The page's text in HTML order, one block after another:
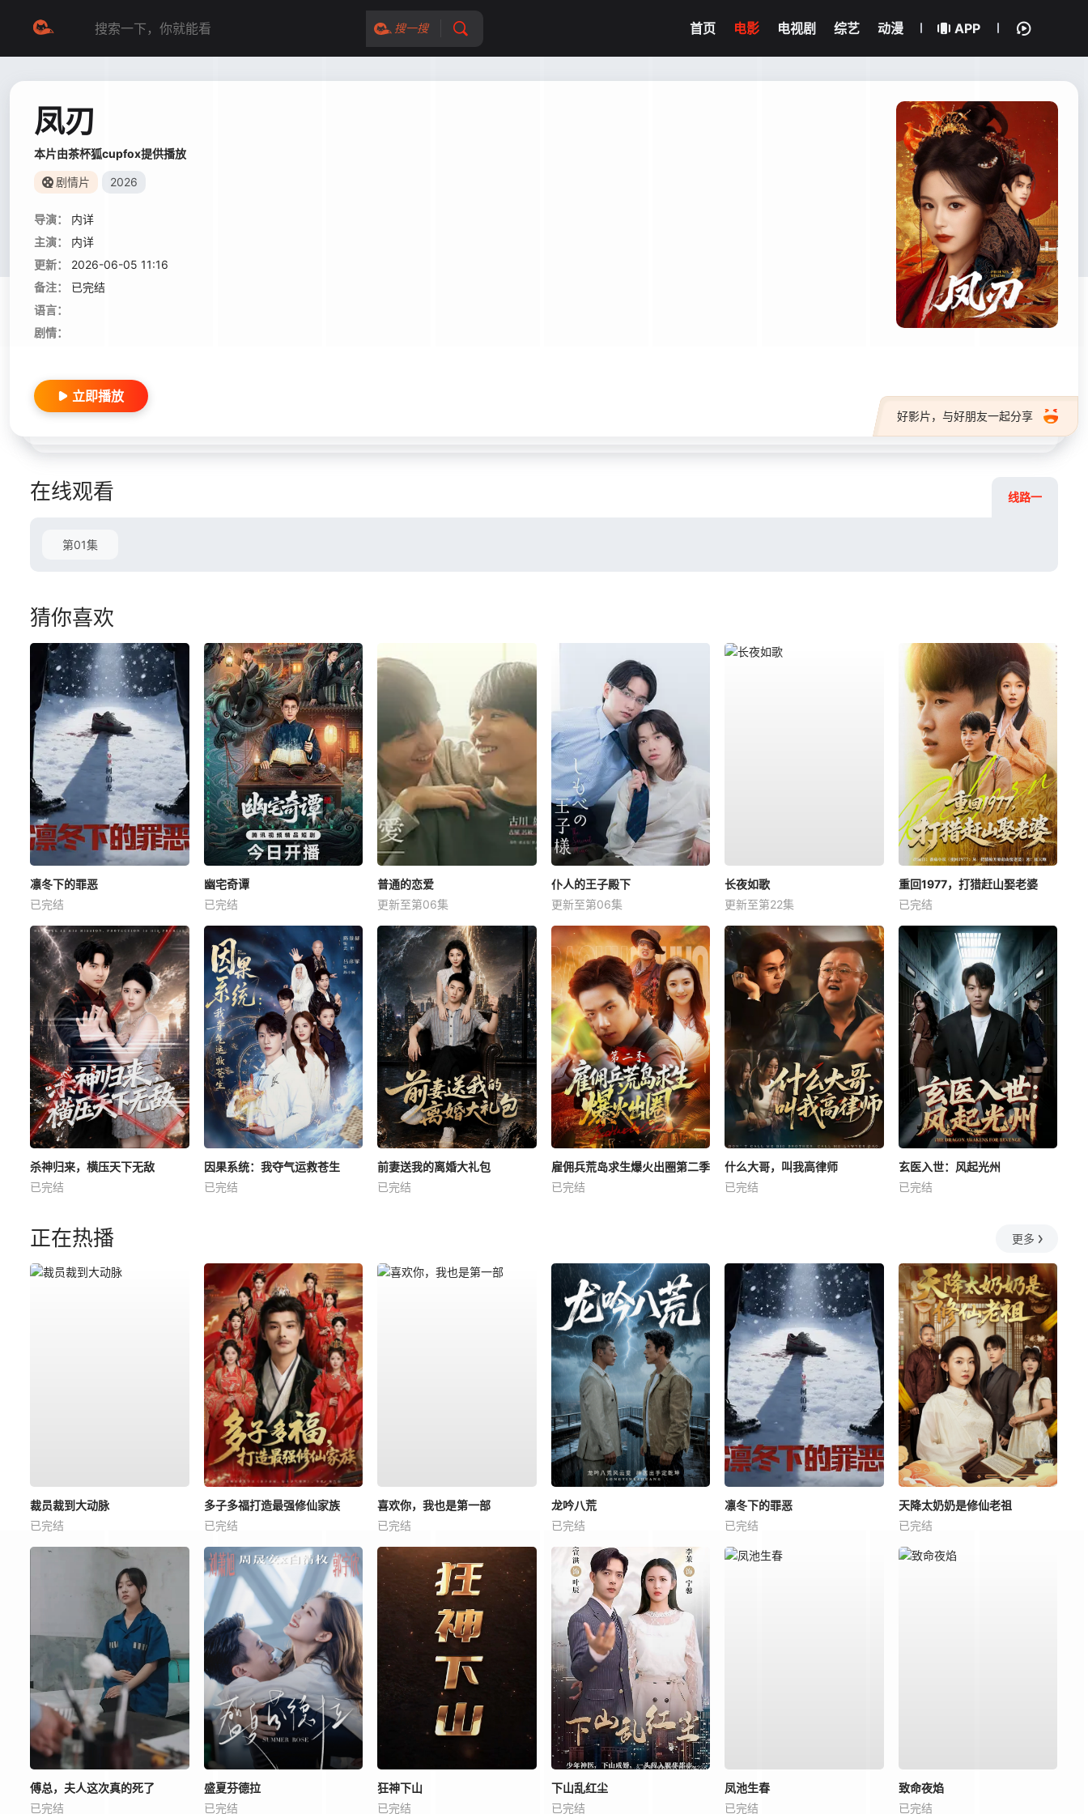
搜一搜 首页 电影 电视剧 综艺 动漫 APP
凤刃
本片由茶杯狐cupfox提供播放
剧情片 2026
导演：
内详
主演：
内详
更新：
2026-06-05 11:16
备注：
已完结
语言：
剧情：
好影片，与好朋友一起分享
立即播放
在线观看 线路一
第01集
猜你喜欢
凛冬下的罪恶
已完结
幽宅奇谭
已完结
普通的恋爱
更新至第06集
仆人的王子殿下
更新至第06集
长夜如歌
更新至第22集
重回1977，打猎赶山娶老婆
已完结
杀神归来，横压天下无敌
已完结
因果系统：我夺气运救苍生
已完结
前妻送我的离婚大礼包
已完结
雇佣兵荒岛求生爆火出圈第二季
已完结
什么大哥，叫我高律师
已完结
玄医入世：风起光州
已完结
正在热播 更多
裁员裁到大动脉
已完结
多子多福打造最强修仙家族
已完结
喜欢你，我也是第一部
已完结
龙吟八荒
已完结
凛冬下的罪恶
已完结
天降太奶奶是修仙老祖
已完结
傅总，夫人这次真的死了
已完结
盛夏芬德拉
已完结
狂神下山
已完结
下山乱红尘
已完结
凤池生春
已完结
致命夜焰
已完结